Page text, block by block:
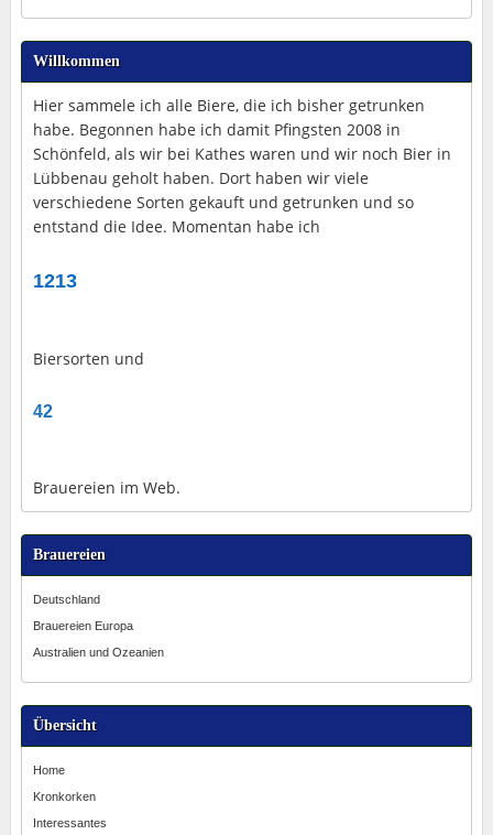
Willkommen
Hier sammele ich alle Biere, die ich bisher getrunken
habe. Begonnen habe ich damit Pfingsten 2008 in
Schönfeld, als wir bei Kathes waren und wir noch Bier in
Lübbenau geholt haben. Dort haben wir viele
verschiedene Sorten gekauft und getrunken und so
entstand die Idee. Momentan habe ich
1213
Biersorten und
42
Brauereien im Web.
Brauereien
Deutschland
Brauereien Europa
Australien und Ozeanien
Übersicht
Home
Kronkorken
Interessantes